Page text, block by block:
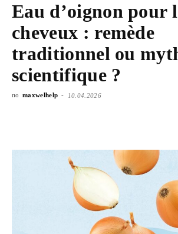
Eau d’oignon pour
cheveux : remède
traditionnel ou
scientifique ?
по maxwelhelp - 10.04.2026